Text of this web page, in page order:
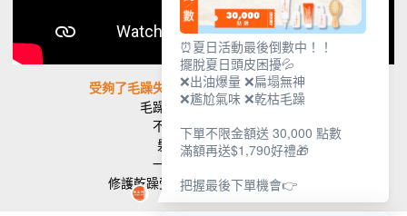
受夠了毛躁失控，髮基因就是我的反擊！
毛躁、乾澀、失去光澤
不用忍，也不用遮
髮基因 晶萃凝露
一抹就「順阿～」
修護乾躁受損，養出柔順亮澤髮感
⏰夏日活動最後倒數中！！
擺脫夏日頭皮困擾💦
❌出油爆量 ❌扁塌無神
❌尷尬氣味 ❌乾枯毛躁
下單不限金額送 30,000 點數
滿額再送$1,790好禮🎁
把握最後下單機會👉